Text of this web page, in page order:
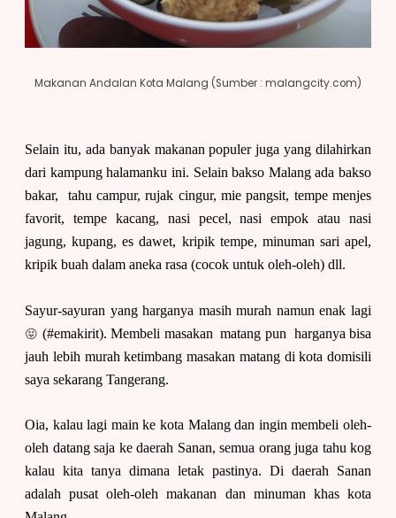
Makanan Andalan Kota Malang (Sumber : malangcity.com)
Selain itu, ada banyak makanan populer juga yang dilahirkan
dari kampung halamanku ini. Selain bakso Malang ada bakso
bakar, tahu campur, rujak cingur, mie pangsit, tempe menjes
favorit, tempe kacang, nasi pecel, nasi empok atau nasi
jagung, kupang, es dawet, kripik tempe, minuman sari apel,
kripik buah dalam aneka rasa (cocok untuk oleh-oleh) dll.
Sayur-sayuran yang harganya masih murah namun enak lagi
😝 (#emakirit). Membeli masakan matang pun harganya bisa
jauh lebih murah ketimbang masakan matang di kota domisili
saya sekarang Tangerang.
Oia, kalau lagi main ke kota Malang dan ingin membeli oleh-
oleh datang saja ke daerah Sanan, semua orang juga tahu kog
kalau kita tanya dimana letak pastinya. Di daerah Sanan
adalah pusat oleh-oleh makanan dan minuman khas kota